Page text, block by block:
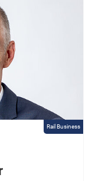
Rail Business